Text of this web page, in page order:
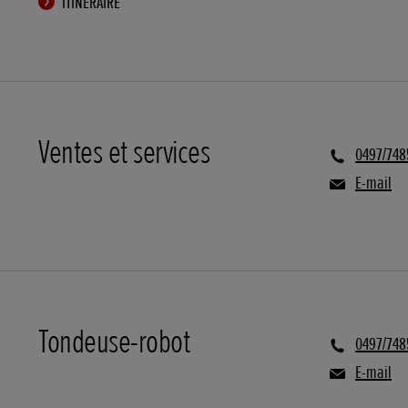
Ventes et services
0497/
E-mail
Tondeuse-robot
0497/
E-mail